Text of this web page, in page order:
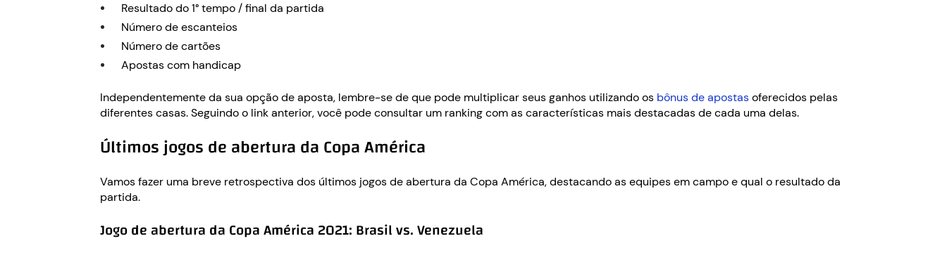
Resultado do 1° tempo / final da partida
Número de escanteios
Número de cartões
Apostas com handicap
Independentemente da sua opção de aposta, lembre-se de que pode multiplicar seus ganhos utilizando os bônus de apostasoferecidos pelas
diferentes casas. Seguindo o link anterior, você pode consultar um ranking com as características mais destacadas de cada uma delas.
Últimos jogos de abertura da Copa América
Vamos fazer uma breve retrospectiva dos últimos jogos de abertura da Copa América, destacando as equipes em campo e qual o resultado da
partida.
Jogo de abertura da Copa América 2021: Brasil vs. Venezuela